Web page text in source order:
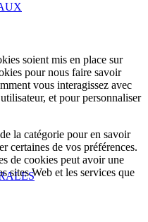
soient mis en place sur
pour nous faire savoir
vous interagissez avec
et pour personnaliser
la catégorie pour en savoir
certaines de vos préférences.
de cookies peut avoir une
sites Web et les services que